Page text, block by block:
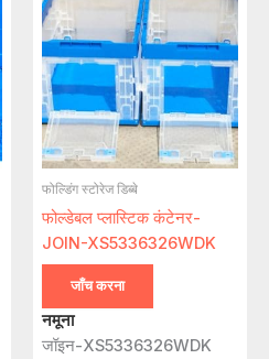
फोल्डिंग स्टोरेज डिब्बे
फोल्डेबल प्लास्टिक कंटेनर-
JOIN-XS5336326WDK
जाँच करना
नमूना
जॉइन-XS5336326WDK